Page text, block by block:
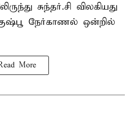
சுந்தர்.சி விலகியது
நேர்காணல் ஒன்றில்
More